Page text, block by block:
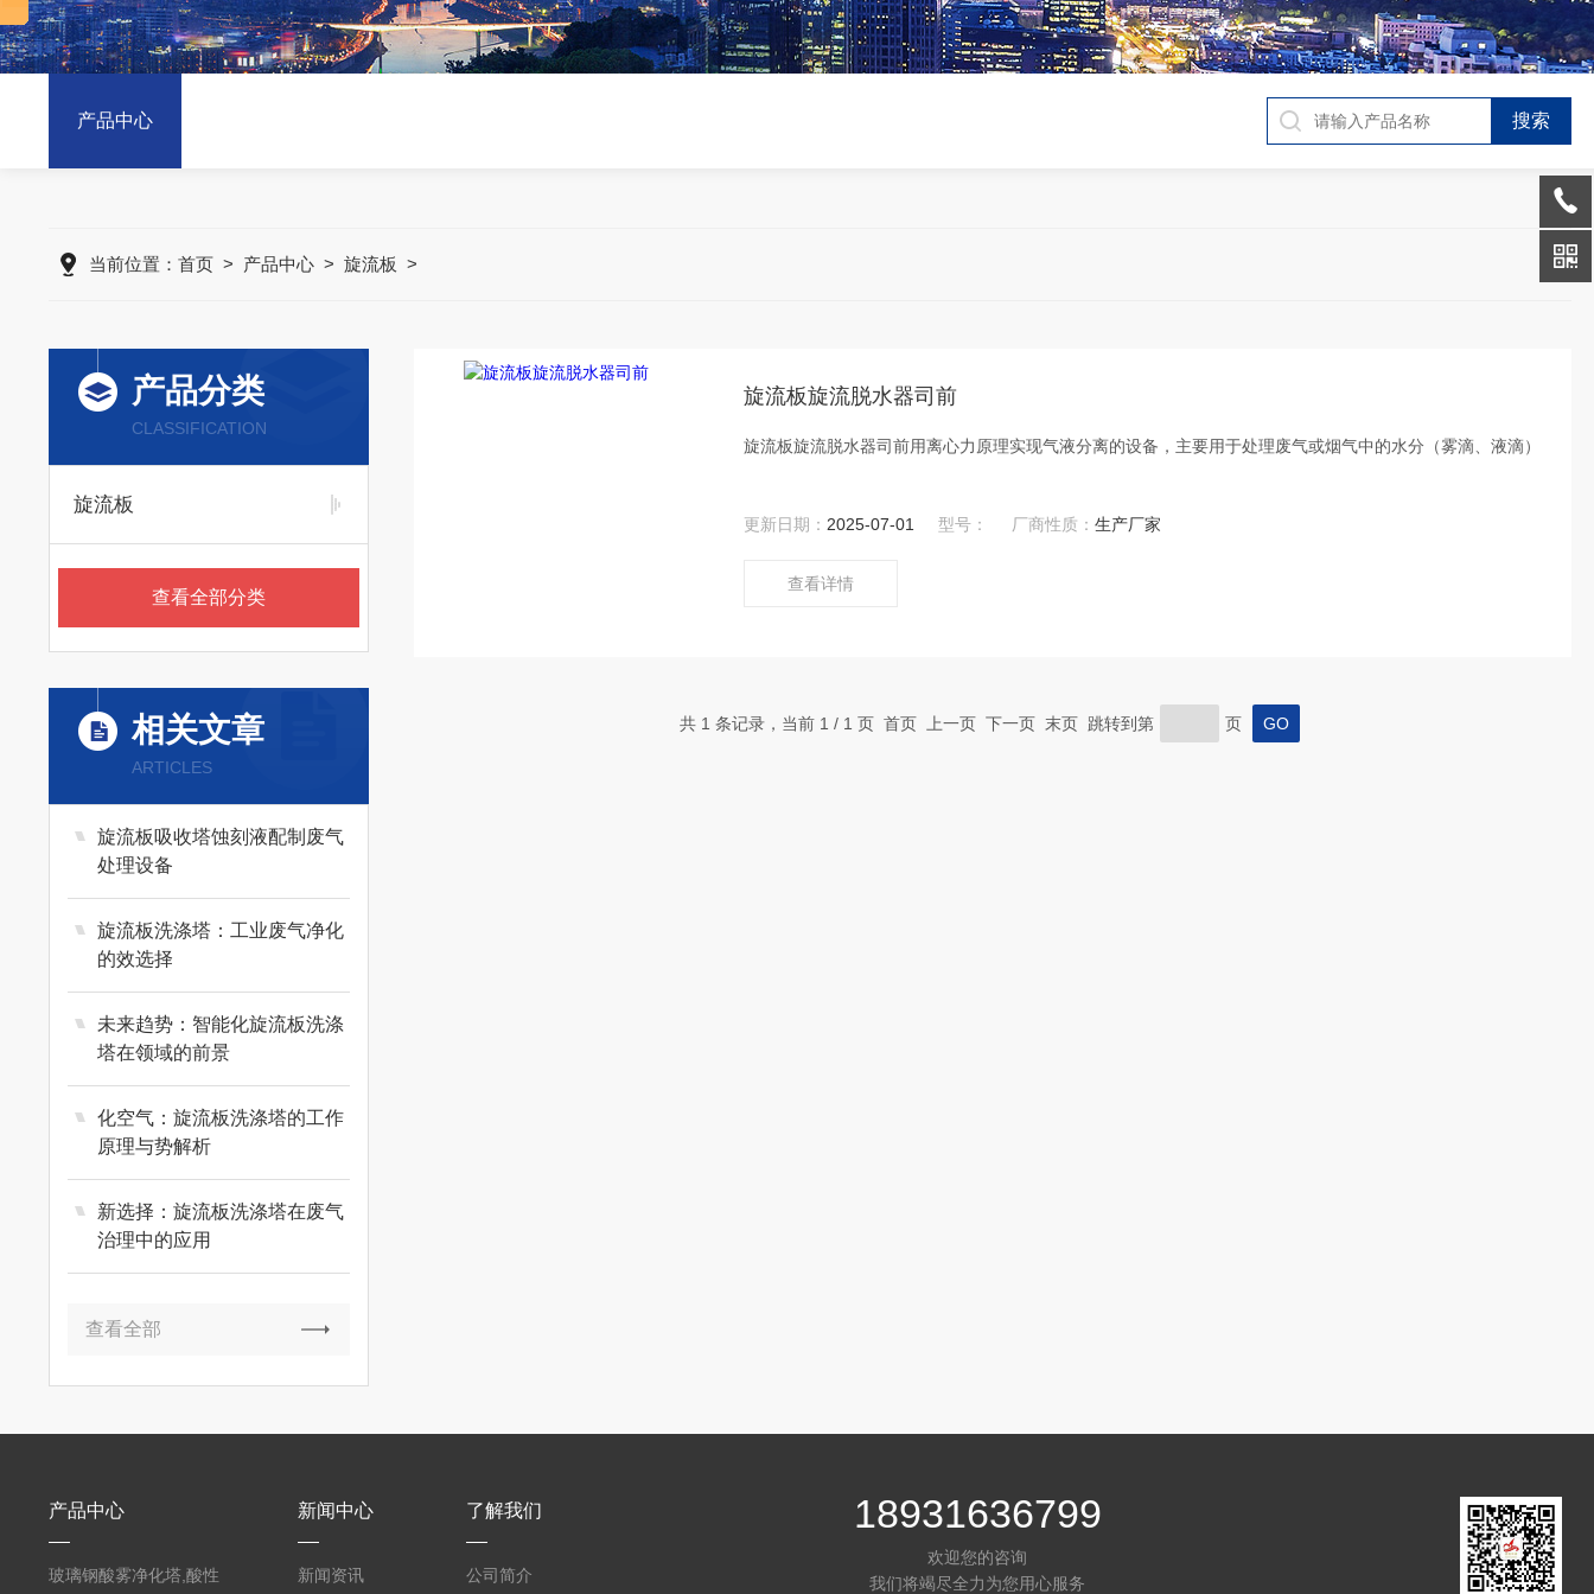
产品中心
当前位置： 首页> 产品中心> 旋流板 >
产品分类
CLASSIFICATION
旋流板
查看全部分类
相关文章
ARTICLES
旋流板吸收塔蚀刻液配制废气
处理设备
旋流板洗涤塔：工业废气净化
的效选择
未来趋势：智能化旋流板洗涤
塔在领域的前景
化空气：旋流板洗涤塔的工作
原理与势解析
新选择：旋流板洗涤塔在废气
治理中的应用
查看全部
旋流板旋流脱水器司前
旋流板旋流脱水器司前用离心力原理实现气液分离的设备，主要用于处理废气或烟气中的水分（雾滴、液滴）
更新日期： 2025-07-01 型号： 厂商性质：生产厂家
查看详情
共 1 条记录，当前 1 / 1 页 首页 上一页 下一页 末页 跳转到第 页
产品中心
玻璃钢酸雾净化塔,酸性
新闻中心
新闻资讯
了解我们
公司简介
18931636799
欢迎您的咨询
我们将竭尽全力为您用心服务